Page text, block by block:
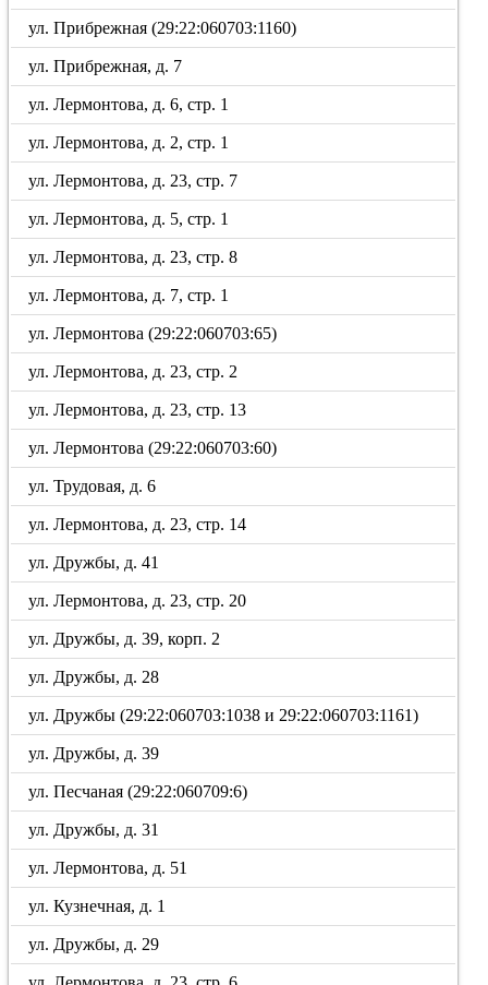
ул. Прибрежная (29:22:060703:1160)
ул. Прибрежная, д. 7
ул. Лермонтова, д. 6, стр. 1
ул. Лермонтова, д. 2, стр. 1
ул. Лермонтова, д. 23, стр. 7
ул. Лермонтова, д. 5, стр. 1
ул. Лермонтова, д. 23, стр. 8
ул. Лермонтова, д. 7, стр. 1
ул. Лермонтова (29:22:060703:65)
ул. Лермонтова, д. 23, стр. 2
ул. Лермонтова, д. 23, стр. 13
ул. Лермонтова (29:22:060703:60)
ул. Трудовая, д. 6
ул. Лермонтова, д. 23, стр. 14
ул. Дружбы, д. 41
ул. Лермонтова, д. 23, стр. 20
ул. Дружбы, д. 39, корп. 2
ул. Дружбы, д. 28
ул. Дружбы (29:22:060703:1038 и 29:22:060703:1161)
ул. Дружбы, д. 39
ул. Песчаная (29:22:060709:6)
ул. Дружбы, д. 31
ул. Лермонтова, д. 51
ул. Кузнечная, д. 1
ул. Дружбы, д. 29